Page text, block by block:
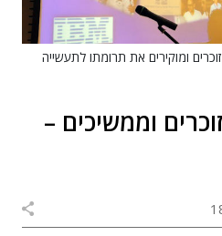
ומוקירים את תרומתו לתעשייה
וממשיכים –